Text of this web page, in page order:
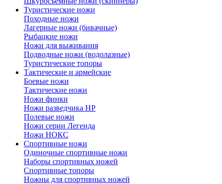
Туристические ножи
Походные ножи
Лагерные ножи (бивачные)
Рыбацкие ножи
Ножи для выживания
Подводные ножи (водолазные)
Туристические топоры
Тактические и армейские
Боевые ножи
Тактические ножи
Ножи финки
Ножи разведчика НР
Полевые ножи
Ножи серии Легенда
Ножи НОКС
Спортивные ножи
Одиночные спортивные ножи
Наборы спортивных ножей
Спортивные топоры
Ножны для спортивных ножей